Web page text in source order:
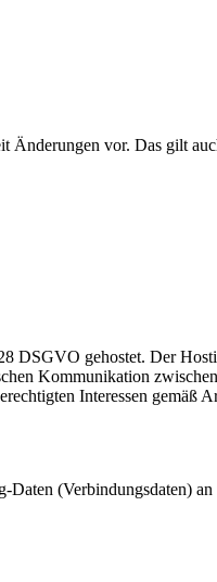
Änderungen vor. Das gilt
DSGVO gehostet. Der
Kommunikation
Interessen gemäß
(Verbindungsdaten)